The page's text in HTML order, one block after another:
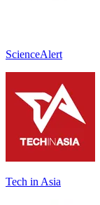
ScienceAlert
Tech in Asia